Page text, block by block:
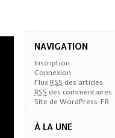
NAVIGATION
Inscription
Connexion
FluxRSS des articles
RSS des commentaires
Site de WordPress-FR
À LA UNE